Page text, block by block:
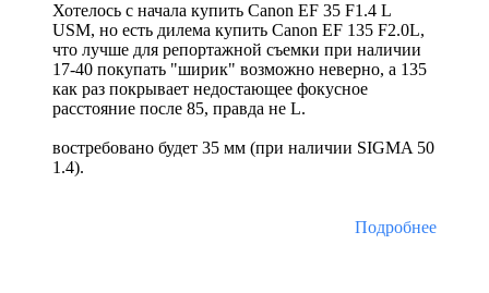
Хотелось с начала купить Canon EF 35 F1.4 L
USM, но есть дилема купить Сanon EF 135 F2.0L,
что лучше для репортажной съемки при наличии
17-40 покупать "ширик" возможно неверно, а 135
как раз покрывает недостающее фокусное
расстояние после 85, правда не L.
востребовано будет 35 мм (при наличии SIGMA 50
1.4).
Подробнее